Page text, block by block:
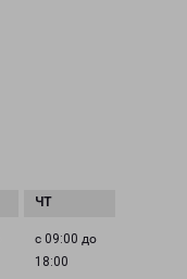
с 09:00 до
18:00